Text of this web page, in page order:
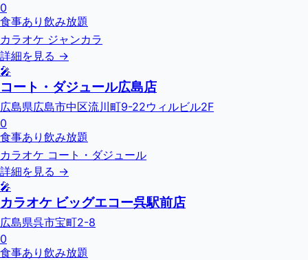
0
食事あり 飲み放題
カラオケ ジャンカラ
詳細を見る →
🎤
コート・ダジュール広島店
広島県広島市中区流川町9-22ウィルビル2F
0
食事あり 飲み放題
カラオケ コート・ダジュール
詳細を見る →
🎤
カラオケ ビッグエコー呉駅前店
広島県呉市宝町2-8
0
食事あり 飲み放題